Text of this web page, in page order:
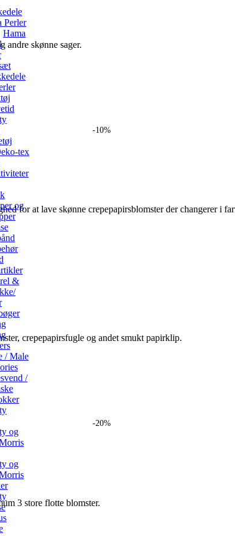
Perler
Hama
tex
og
&
/ Male
/
og
og
andre skønne sager.
-10%
for at lave skønne crepepapirsblomster der changerer i
crepepapirsfugle og andet smukt papirklip.
-20%
3 store flotte blomster.